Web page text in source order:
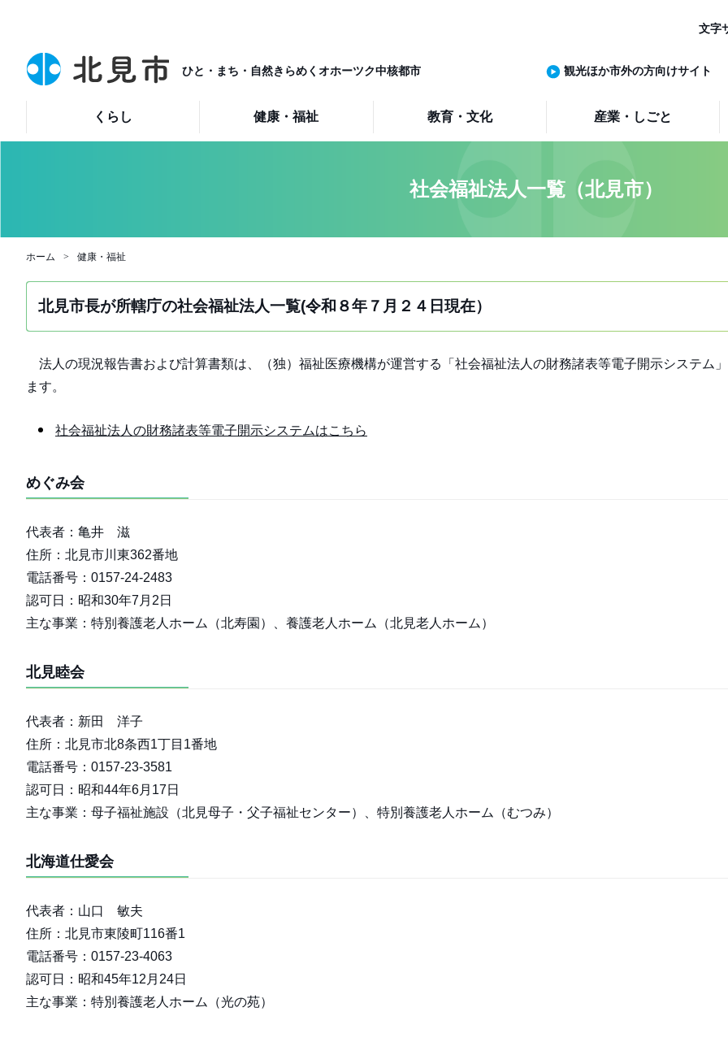
ひと・まち・自然きらめくオホーツク中核都市
くらし 健康・福祉 教育・文化 産業・しごと
文字
観光ほか市外の方向けサイト
社会福祉法人一覧（北見市）
ホーム 健康・福祉
北見市長が所轄庁の社会福祉法人一覧(令和８年７月２４日現在）
法人の現況報告書および計算書類は、（独）福祉医療機構が運営する「社会福祉法人の財務諸表等電子開示システム
ます。
社会福祉法人の財務諸表等電子開示システムはこちら
めぐみ会
代表者：亀井 滋
住所：北見市川東362番地
電話番号：0157-24-2483
認可日：昭和30年7月2日
主な事業：特別養護老人ホーム（北寿園）、養護老人ホーム（北見老人ホーム）
北見睦会
代表者：新田 洋子
住所：北見市北8条西1丁目1番地
電話番号：0157-23-3581
認可日：昭和44年6月17日
主な事業：母子福祉施設（北見母子・父子福祉センター）、特別養護老人ホーム（むつみ）
北海道仕愛会
代表者：山口 敏夫
住所：北見市東陵町116番1
電話番号：0157-23-4063
認可日：昭和45年12月24日
主な事業：特別養護老人ホーム（光の苑）